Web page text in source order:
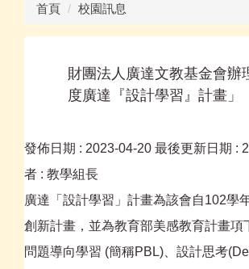
首頁 校園訊息
財團法人廣達文教基金會辦
度廣達『設計學習』計畫」
發佈日期 : 2023-04-20 最後更新日期 :
者 : 教學組長
廣達「設計學習」計畫為該會自102學
創新計畫，並為教育部美感教育計畫項
問題導向學習 (簡稱PBL)、設計思考